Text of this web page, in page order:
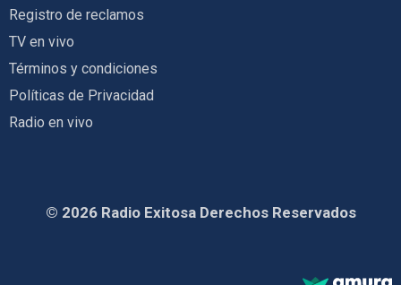
Registro de reclamos
TV en vivo
Términos y condiciones
Políticas de Privacidad
Radio en vivo
© 2026 Radio Exitosa Derechos Reservados